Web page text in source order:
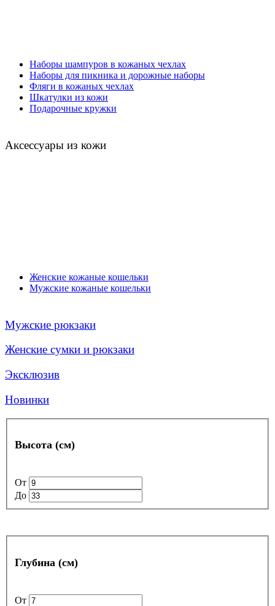
Наборы шампуров в кожаных чехлах
Наборы для пикника и дорожные наборы
Фляги в кожаных чехлах
Шкатулки из кожи
Подарочные кружки
Аксессуары из кожи
Женские кожаные кошельки
Мужские кожаные кошельки
Мужские рюкзаки
Женские сумки и рюкзаки
Эксклюзив
Новинки
Высота (см)
От
До
Глубина (см)
От